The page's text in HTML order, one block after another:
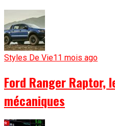
Styles De Vie11 mois ago
Ford Ranger Raptor,
mécaniques